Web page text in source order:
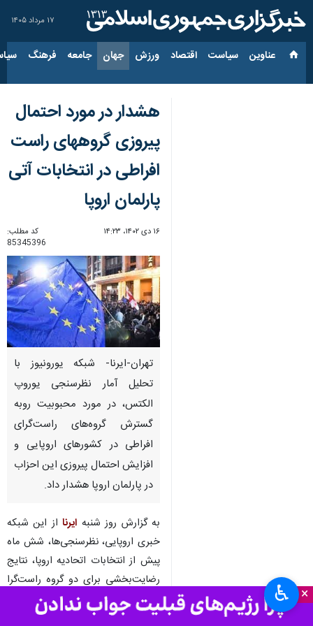
۱۷ مرداد ۱۴۰۵
عناوین‌ سیاست اقتصاد ورزش جهان جامعه فرهنگ
×
هشدار در مورد احتمال
پیروزی گروههای راست
افراطی در انتخابات آتی
پارلمان اروپا
۱۶ دی ۱۴۰۲، ۱۴:۲۳
کد مطلب:
85345396
تهران-ایرنا- شبکه یورونیوز با
تحلیل آمار نظرسنجی یوروپ
الکتس، در مورد محبوبیت روبه
گسترش گروه‌های راست‌گرای
افراطی در کشورهای اروپایی و
افزایش احتمال پیروزی این احزاب
در پارلمان اروپا هشدار داد.
به گزارش روز شنبه ایرنااز این شبکه
خبری اروپایی، ‌نظرسنجی‌ها، شش ماه
پیش از انتخابات اتحادیه اروپا، نتایج
رضایت‌بخشی برای دو گروه راست‌گرا
در پارلمان اروپا پیش بینی می‌کنند.
ماتئو سالوینی، معاون نخست‌وزیر
♿︎